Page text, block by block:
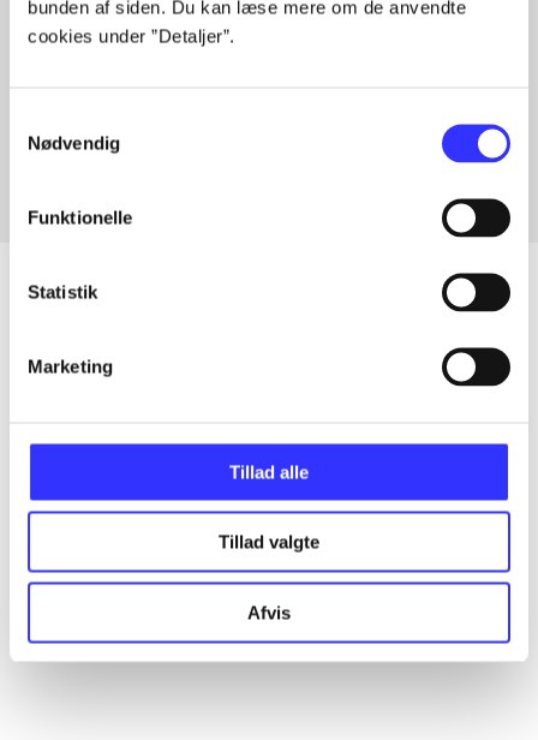
bunden af siden. Du kan læse mere om de anvendte
cookies under ”Detaljer”.
Nødvendig
Funktionelle
Statistik
Marketing
Tillad alle
Tillad valgte
Afvis
Artikler